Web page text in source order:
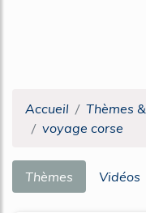
Accueil
Thèmes
voyage corse
Thèmes Vidéos